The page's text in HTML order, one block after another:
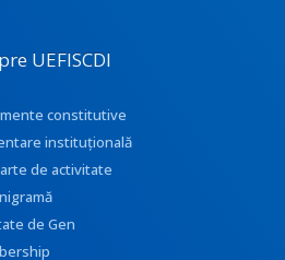
UEFISCDI
constitutive
instituţională
de activitate
de Gen